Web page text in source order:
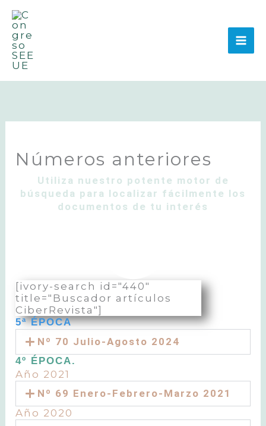
contenido
Números anteriores
Utiliza nuestro potente motor de
búsqueda para localizar fácilmente los
documentos de tu interés
[ivory-search id="440"
title="Buscador artículos
CiberRevista"]
5ª ÉPOCA
Nº 70 Julio-Agosto 2024
4º ÉPOCA.
Año 2021
Nº 69 Enero-Febrero-Marzo 2021
Año 2020